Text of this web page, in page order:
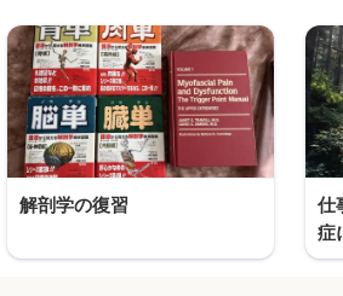
解剖学の復習
仕
症